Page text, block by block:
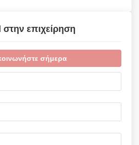
επιχείρηση
σήμερα